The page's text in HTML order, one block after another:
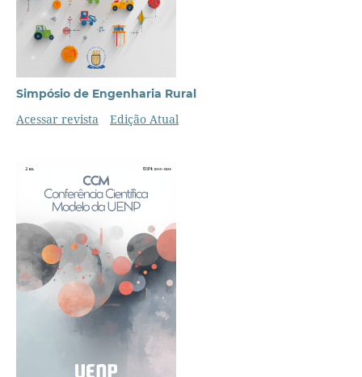
Simpósio de Engenharia Rural
Acessar revista Edição Atual